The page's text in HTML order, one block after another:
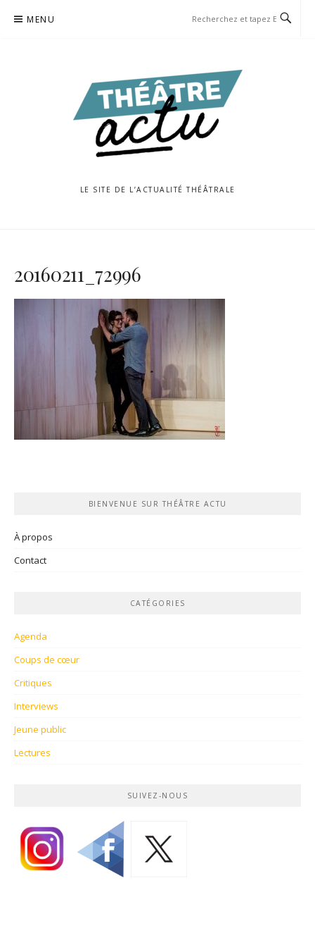
MENU
LE SITE DE L’ACTUALITÉ THÉÂTRALE
20160211_72996
BIENVENUE SUR THÉÂTRE ACTU
À propos
Contact
CATÉGORIES
Agenda
Coups de cœur
Critiques
Interviews
Jeune public
Lectures
SUIVEZ-NOUS